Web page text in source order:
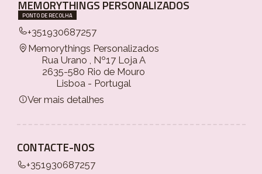
MEMORYTHINGS PERSONALIZADOS
PONTO DE RECOLHA
+351930687257
Memorythings Personalizados
Rua Urano , Nº17 Loja A
2635-580 Rio de Mouro
Lisboa - Portugal
Ver mais detalhes
CONTACTE-NOS
+351930687257